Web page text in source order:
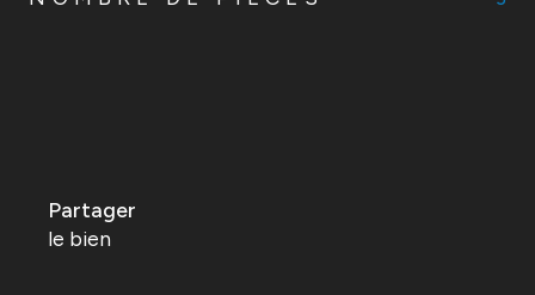
partager
le bien